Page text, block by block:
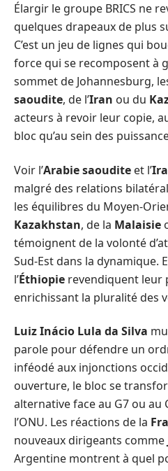
Élargir le groupe BRICS ne
quelques drapeaux de plus
C’est un jeu de lignes qui
force qui se recomposent à
sommet de Johannesburg,
saoudite, de l’Iran ou du
acteurs à revoir leur copie,
bloc qu’au sein des
Voir l’Arabie saoudite et l’
malgré des relations
les équilibres du Moyen-
Kazakhstan, de la Malaisie
témoignent de la volonté
Sud-Est dans la dynamique.
l’Éthiopie revendiquent leur
enrichissant la pluralité des
Luiz Inácio Lula da Silva
parole pour défendre un
inféodé aux injonctions
ouverture, le bloc se
alternative face au G7 ou au
l’ONU. Les réactions de la
nouveaux dirigeants comme
Argentine montrent à quel